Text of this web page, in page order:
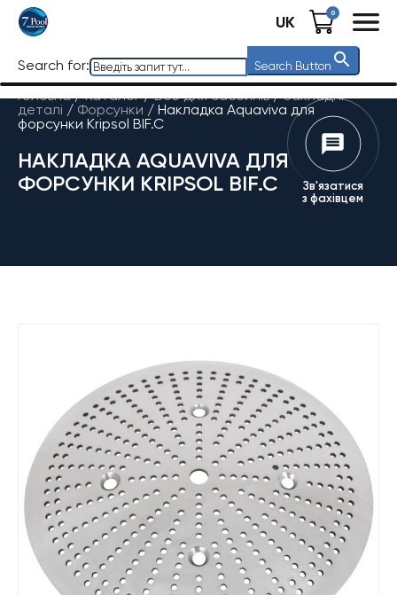
UK 0
Search for: Search Button
Головна / Каталог/Все для басейнів/Закладні
деталі / Форсунки / Накладка Aquaviva для
форсунки Kripsol BIF.C
НАКЛАДКА AQUAVIVA ДЛЯ
ФОРСУНКИ KRIPSOL BIF.C
Зв'язатися
з фахівцем